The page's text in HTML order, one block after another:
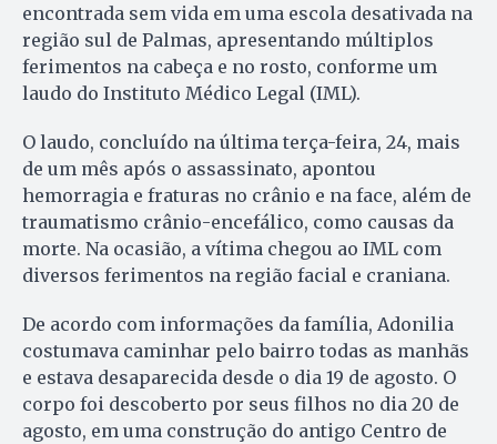
encontrada sem vida em uma escola desativada na
região sul de Palmas, apresentando múltiplos
ferimentos na cabeça e no rosto, conforme um
laudo do Instituto Médico Legal (IML).
O laudo, concluído na última terça-feira, 24, mais
de um mês após o assassinato, apontou
hemorragia e fraturas no crânio e na face, além de
traumatismo crânio-encefálico, como causas da
morte. Na ocasião, a vítima chegou ao IML com
diversos ferimentos na região facial e craniana.
De acordo com informações da família, Adonilia
costumava caminhar pelo bairro todas as manhãs
e estava desaparecida desde o dia 19 de agosto. O
corpo foi descoberto por seus filhos no dia 20 de
agosto, em uma construção do antigo Centro de